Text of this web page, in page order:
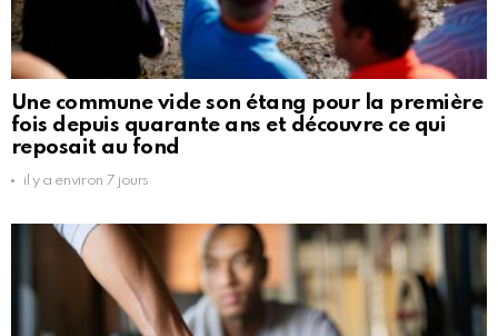
Une commune vide son étang pour la première
fois depuis quarante ans et découvre ce qui
reposait au fond
il y a environ 7 jours